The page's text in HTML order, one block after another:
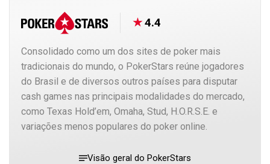
4.4
Consolidado como um dos sites de poker mais
tradicionais do mundo, o PokerStars reúne jogadores
do Brasil e de diversos outros países para disputar
cash games nas principais modalidades do mercado,
como Texas Hold’em, Omaha, Stud, H.O.R.S.E. e
variações menos populares do poker online.
Visão geral do PokerStars